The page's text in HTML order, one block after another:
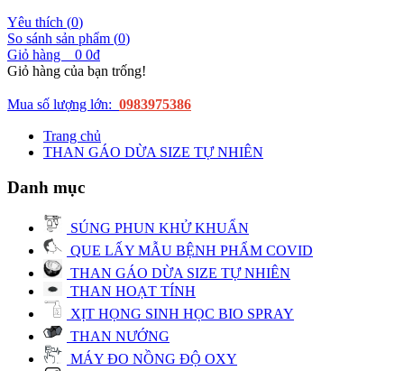
Yêu thích (0)
So sánh sản phẩm (0)
Giỏ hàng
0 0đ
Giỏ hàng của bạn trống!
Mua số lượng lớn: 0983975386
Trang chủ
THAN GÁO DỪA SIZE TỰ NHIÊN
Danh mục
SÚNG PHUN KHỬ KHUẨN
QUE LẤY MẪU BỆNH PHẨM COVID
THAN GÁO DỪA SIZE TỰ NHIÊN
THAN HOẠT TÍNH
XỊT HỌNG SINH HỌC BIO SPRAY
THAN NƯỚNG
MÁY ĐO NỒNG ĐỘ OXY